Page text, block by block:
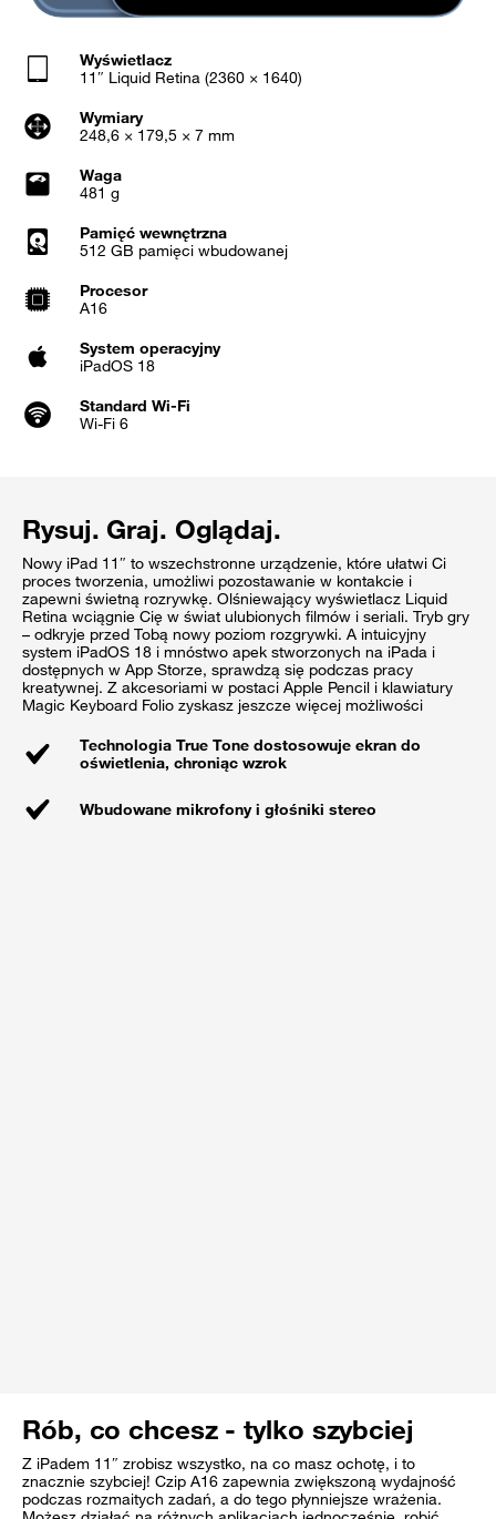
Wyświetlacz
11″ Liquid Retina (2360 × 1640)
Wymiary
248,6 × 179,5 × 7 mm
Waga
481 g
Pamięć wewnętrzna
512 GB pamięci wbudowanej
Procesor
A16
System operacyjny
iPadOS 18
Standard Wi-Fi
Wi‑Fi 6
Rysuj. Graj. Oglądaj.
Nowy iPad 11″ to wszechstronne urządzenie, które ułatwi Ci
proces tworzenia, umożliwi pozostawanie w kontakcie i
zapewni świetną rozrywkę. Olśniewający wyświetlacz Liquid
Retina wciągnie Cię w świat ulubionych filmów i seriali. Tryb gry
– odkryje przed Tobą nowy poziom rozgrywki. A intuicyjny
system iPadOS 18 i mnóstwo apek stworzonych na iPada i
dostępnych w App Storze, sprawdzą się podczas pracy
kreatywnej. Z akcesoriami w postaci Apple Pencil i klawiatury
Magic Keyboard Folio zyskasz jeszcze więcej możliwości
Technologia True Tone dostosowuje ekran do
oświetlenia, chroniąc wzrok
Wbudowane mikrofony i głośniki stereo
Rób, co chcesz - tylko szybciej
Z iPadem 11″ zrobisz wszystko, na co masz ochotę, i to
znacznie szybciej! Czip A16 zapewnia zwiększoną wydajność
podczas rozmaitych zadań, a do tego płynniejsze wrażenia.